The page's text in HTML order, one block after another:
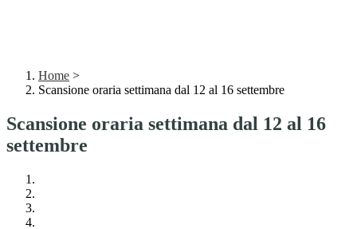
Home >
Scansione oraria settimana dal 12 al 16 settembre
Scansione oraria settimana dal 12 al 16
settembre